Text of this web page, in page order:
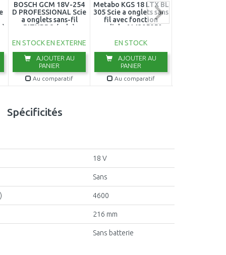
BOSCH GCM 18V-254
D PROFESSIONAL Scie
a onglets sans-fil
BITURBO (solo)
EN STOCK EN EXTERNE
AJOUTER AU
PANIER
Au comparatif
Metabo KGS 18 LTX BL
305 Scie a onglets sans
fil avec fonction
radiale 614305850
EN STOCK
AJOUTER AU
PANIER
Au comparatif
Spécificités
18 V
Sans
4600
216 mm
Sans batterie